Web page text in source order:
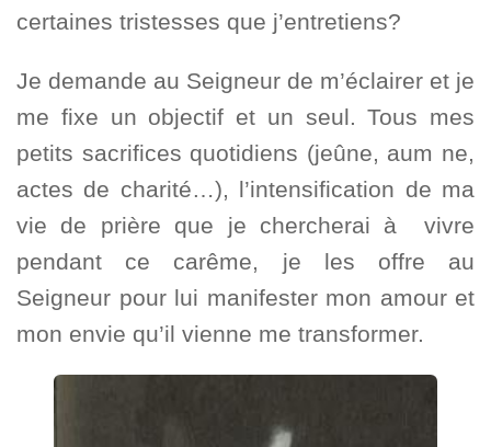
certaines tristesses que j’entretiens?
Je demande au Seigneur de m’éclairer et je
me fixe un objectif et un seul. Tous mes
petits sacrifices quotidiens (jeûne, aum ne,
actes de charité…), l’intensification de ma
vie de prière que je chercherai à vivre
pendant ce carême, je les offre au
Seigneur pour lui manifester mon amour et
mon envie qu’il vienne me transformer.